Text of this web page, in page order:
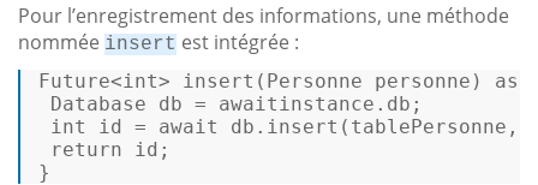
Pour l’enregistrement des informations, une méthode
nommée insert est intégrée :
Future<int> insert(Personne personne)
Database db = awaitinstance.db;
int
id = await
db.insert(tablePersonne,
return
id ;
}